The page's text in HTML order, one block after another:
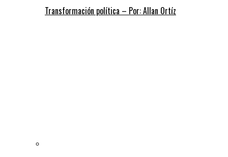
Transformación política – Por: Allan Ortíz